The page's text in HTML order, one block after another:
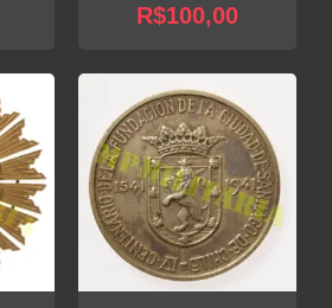
R$50,00.
R$100,00